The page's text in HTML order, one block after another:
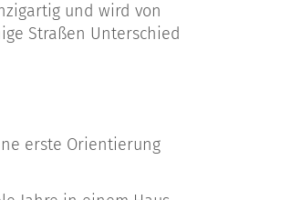
und wird von
Straßen Unterschied
erste Orientierung